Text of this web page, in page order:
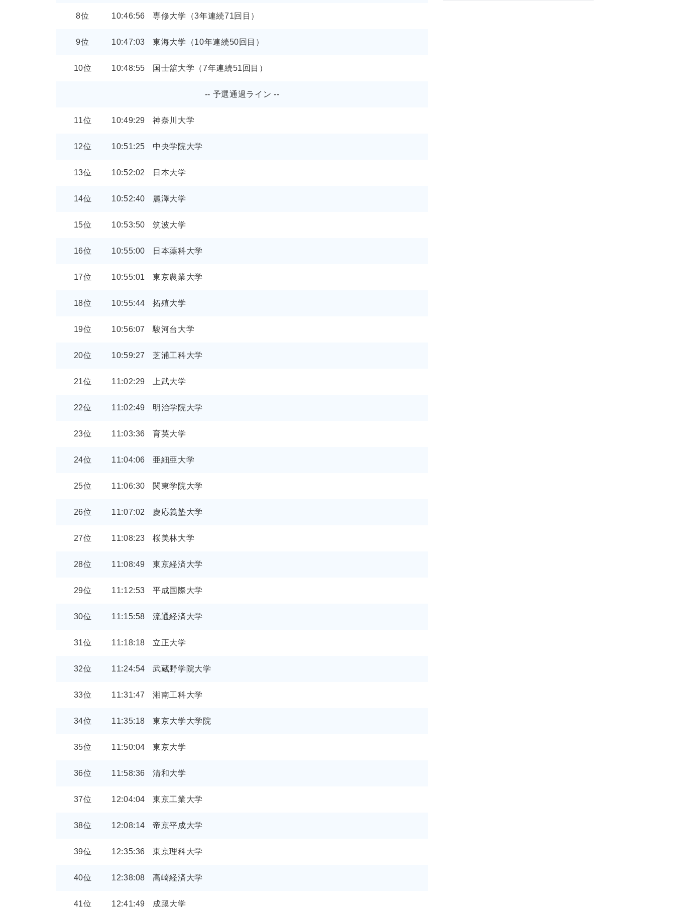
8位 10:46:56 専修大学（3年連続71回目）
9位 10:47:03 東海大学（10年連続50回目）
10位 10:48:55 国士舘大学（7年連続51回目）
-- 予選通過ライン --
11位 10:49:29 神奈川大学
12位 10:51:25 中央学院大学
13位 10:52:02 日本大学
14位 10:52:40 麗澤大学
15位 10:53:50 筑波大学
16位 10:55:00 日本薬科大学
17位 10:55:01 東京農業大学
18位 10:55:44 拓殖大学
19位 10:56:07 駿河台大学
20位 10:59:27 芝浦工科大学
21位 11:02:29 上武大学
22位 11:02:49 明治学院大学
23位 11:03:36 育英大学
24位 11:04:06 亜細亜大学
25位 11:06:30 関東学院大学
26位 11:07:02 慶応義塾大学
27位 11:08:23 桜美林大学
28位 11:08:49 東京経済大学
29位 11:12:53 平成国際大学
30位 11:15:58 流通経済大学
31位 11:18:18 立正大学
32位 11:24:54 武蔵野学院大学
33位 11:31:47 湘南工科大学
34位 11:35:18 東京大学大学院
35位 11:50:04 東京大学
36位 11:58:36 清和大学
37位 12:04:04 東京工業大学
38位 12:08:14 帝京平成大学
39位 12:35:36 東京理科大学
40位 12:38:08 高崎経済大学
41位 12:41:49 成蹊大学